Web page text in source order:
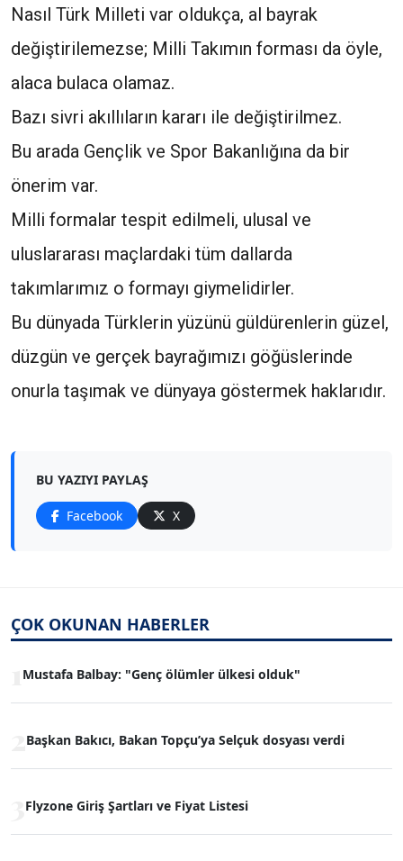
Nasıl Türk Milleti var oldukça, al bayrak
değiştirilemezse; Milli Takımın forması da öyle,
alaca bulaca olamaz.
Bazı sivri akıllıların kararı ile değiştirilmez.
Bu arada Gençlik ve Spor Bakanlığına da bir
önerim var.
Milli formalar tespit edilmeli, ulusal ve
uluslararası maçlardaki tüm dallarda
takımlarımız o formayı giymelidirler.
Bu dünyada Türklerin yüzünü güldürenlerin güzel,
düzgün ve gerçek bayrağımızı göğüslerinde
onurla taşımak ve dünyaya göstermek haklarıdır.
BU YAZIYI PAYLAŞ
Facebook X
ÇOK OKUNAN HABERLER
Mustafa Balbay: "Genç ölümler ülkesi olduk"
Başkan Bakıcı, Bakan Topçu’ya Selçuk dosyası verdi
Flyzone Giriş Şartları ve Fiyat Listesi